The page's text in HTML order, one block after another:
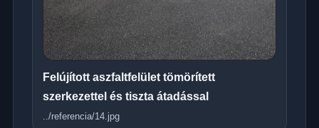
Felújított aszfaltfelület tömörített
szerkezettel és tiszta átadással
../referencia/14.jpg